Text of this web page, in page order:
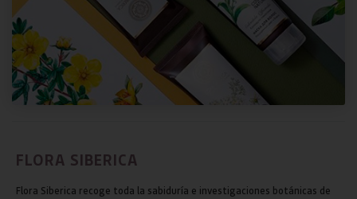
FLORA SIBERICA
Flora Siberica recoge toda la sabiduría e investigaciones botánicas de